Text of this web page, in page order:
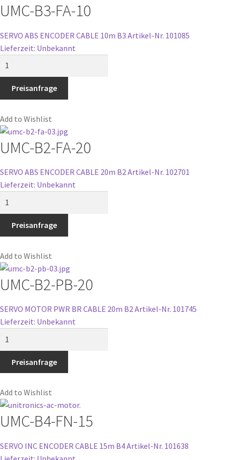
UMC-B3-FA-10
SERVO ABS ENCODER CABLE 10m B3 Artikel-Nr. 101085
Lieferzeit: Unbekannt
10
Preisanfrage
Add to Wishlist
UMC-B2-FA-20
SERVO ABS ENCODER CABLE 20m B2Artikel-Nr. 102701
Lieferzeit: Unbekannt
20
Preisanfrage
Add to Wishlist
UMC-B2-PB-20
SERVO MOTOR PWR BR CABLE 20m B2 Artikel-Nr. 101745
Lieferzeit: Unbekannt
PB-
20
Preisanfrage
Add to Wishlist
UMC-B4-FN-15
SERVO INC ENCODER CABLE 15m B4Artikel-Nr. 101638